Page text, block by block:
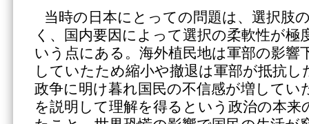
当時の日本にとっての問題は、選択肢
く、国内要因によって選択の柔軟性が極
いう点にある。海外植民地は軍部の影響
していたため縮小や撤退は軍部が抵抗し
政争に明け暮れ国民の不信感が増してい
を説明して理解を得るという政治の本来